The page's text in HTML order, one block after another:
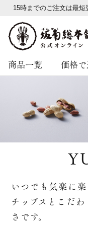
15時までのご注文は最短
商品一覧 価格
いつでも気楽に
チップスとこだ
さです。